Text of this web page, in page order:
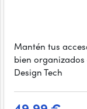
Mantén tus
bien
Design Tech